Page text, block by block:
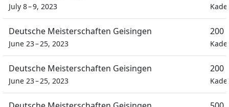
July 8 – 9, 2023
Deutsche Meisterschaften Geisingen
June 23 – 25, 2023
200
Deutsche Meisterschaften Geisingen
June 23 – 25, 2023
200